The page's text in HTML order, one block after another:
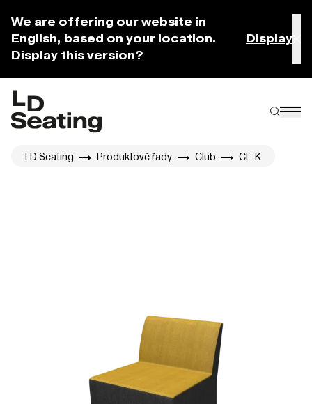
We are offering our website in
English, based on your location.
Display this version?
Display
LD Seating Produktové řady Club CL-K